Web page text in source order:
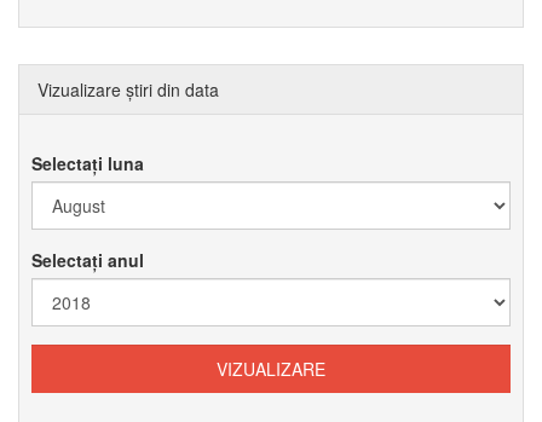
Vizualizare știri din data
Selectați luna
Selectați anul